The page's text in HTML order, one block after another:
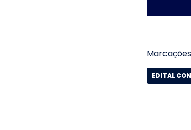
EDITAL